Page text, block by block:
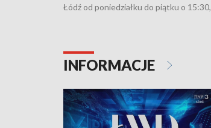
Łódź od poniedziałku do piątku o 15:30,
INFORMACJE